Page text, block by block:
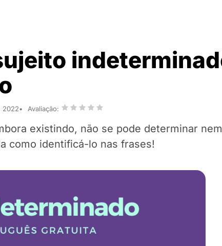
2022 Avaliação:
existindo, não se pode determinar
como identificá-lo nas frases!